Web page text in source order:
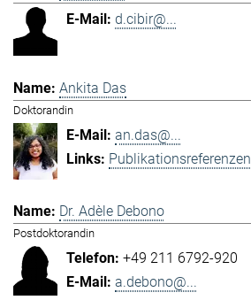
d.cibir@...
Ankita Das
Doktorandin
an.das@...
Publikationsreferenzen
Dr. Adèle Debono
Postdoktorandin
+49 211 6792-920
a.debono@...